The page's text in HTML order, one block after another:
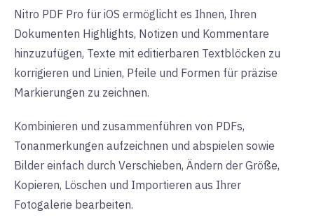
Nitro PDF Pro für iOS ermöglicht es Ihnen, Ihren
Dokumenten Highlights, Notizen und Kommentare
hinzuzufügen, Texte mit editierbaren Textblöcken zu
korrigieren und Linien, Pfeile und Formen für präzise
Markierungen zu zeichnen.
Kombinieren und zusammenführen von PDFs,
Tonanmerkungen aufzeichnen und abspielen sowie
Bilder einfach durch Verschieben, Ändern der Größe,
Kopieren, Löschen und Importieren aus Ihrer
Fotogalerie bearbeiten.